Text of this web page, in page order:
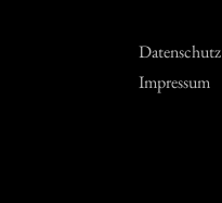
Datenschutz
Impressum